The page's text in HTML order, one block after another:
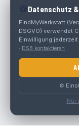
🍪 Datenschutz
FindMyWerkstatt
DSGVO) verwendet
Einwilligung
· DSB kontaktieren
⚙️
Nur